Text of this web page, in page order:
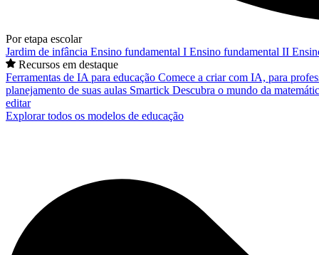
Por etapa escolar
Jardim de infância Ensino fundamental I Ensino fundamental II
Recursos em destaque
Ferramentas de IA para educação Comece a criar com IA, para
planejamento de suas aulas Smartick Descubra o mundo da
editar
Explorar todos os modelos de educação